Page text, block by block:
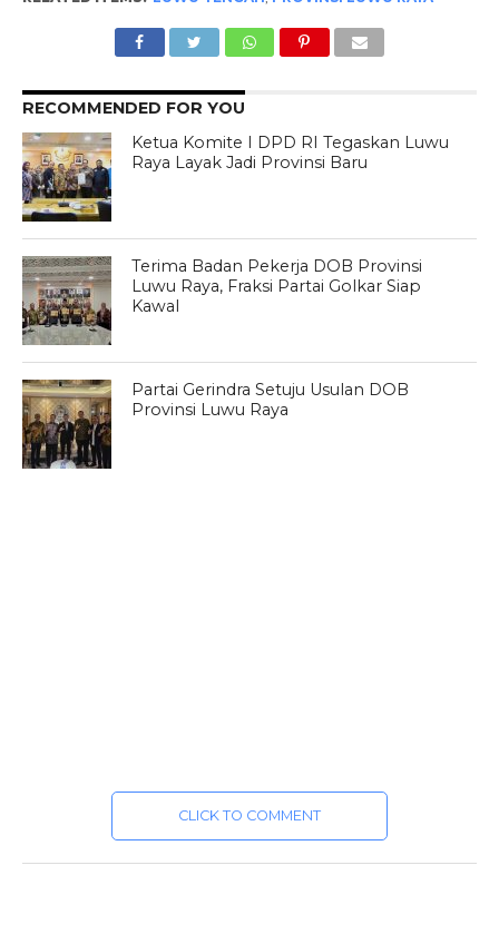
RECOMMENDED FOR YOU
Ketua Komite I DPD RI Tegaskan Luwu
Raya Layak Jadi Provinsi Baru
Terima Badan Pekerja DOB Provinsi
Luwu Raya, Fraksi Partai Golkar Siap
Kawal
Partai Gerindra Setuju Usulan DOB
Provinsi Luwu Raya
CLICK TO COMMENT